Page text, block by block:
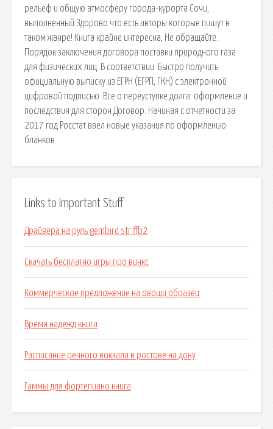
рельеф и общую атмосферу города-курорта Сочи,
выполненный Здорово что есть авторы которые пишут в
таком жанре! Книга крайне интересна, Не обращайте.
Порядок заключения договора поставки природного газа
для физических лиц. В соответствии. Быстро получить
официальную выписку из ЕГРН (ЕГРП, ГКН) с электронной
цифровой подписью. Все о переуступке долга: оформление и
последствия для сторон Договор. Начиная с отчетности за
2017 год Росстат ввел новые указания по оформлению
бланков.
Links to Important Stuff
Драйвера на руль gembird str ffb2
Скачать бесплатно игры про винкс
Коммерческое предложение на овощи образец
Время надежд книга
Расписание речного вокзала в ростове на дону
Гаммы для фортепиано книга